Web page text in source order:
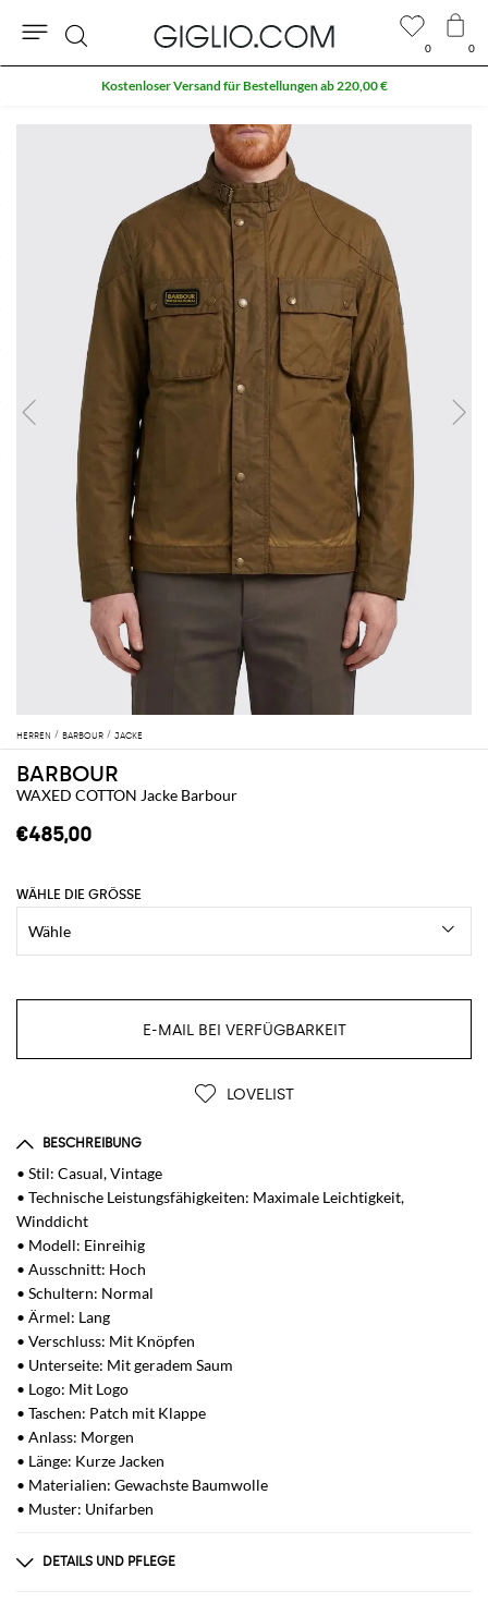
HERREN BARBOUR JACKE
BARBOUR
WAXED COTTON Jacke Barbour
€485,00
WÄHLE DIE GRÖSSE
E-MAIL BEI VERFÜGBARKEIT
LOVELIST
BESCHREIBUNG
• Stil: Casual, Vintage
• Technische Leistungsfähigkeiten: Maximale Leichtigkeit,
Winddicht
• Modell: Einreihig
• Ausschnitt: Hoch
• Schultern: Normal
• Ärmel: Lang
• Verschluss: Mit Knöpfen
• Unterseite: Mit geradem Saum
• Logo: Mit Logo
• Taschen: Patch mit Klappe
• Anlass: Morgen
• Länge: Kurze Jacken
• Materialien: Gewachste Baumwolle
• Muster: Unifarben
DETAILS UND PFLEGE
0 0
Suche
Kostenloser Versand für Bestellungen ab 220,00 €